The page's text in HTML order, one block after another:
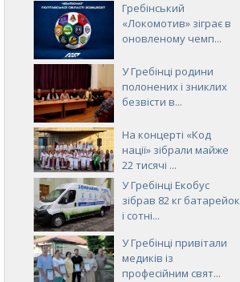
Гребінський
«Локомотив» зіграє в
оновленому чемп...
У Гребінці родини
полонених і зниклих
безвісти в...
На концерті «Код
нації» зібрали майже
22 тисячі ...
У Гребінці Екобус
зібрав 82 кг батарейок
і сотні...
У Гребінці привітали
медиків із
професійним свят...